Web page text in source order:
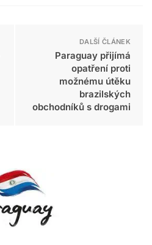
DALŠÍ ČLÁNEK
Paraguay přijímá
opatření proti
možnému útěku
brazilských
obchodníků s drogami